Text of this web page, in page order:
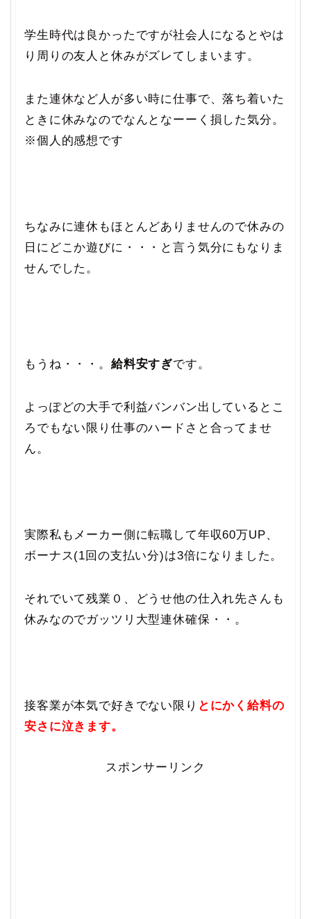
学生時代は良かったですが社会人になるとやは
り周りの友人と休みがズレてしまいます。
また連休など人が多い時に仕事で、落ち着いた
ときに休みなのでなんとなーーく損した気分。
※個人的感想です
ちなみに連休もほとんどありませんので休みの
日にどこか遊びに・・・と言う気分にもなりま
せんでした。
もうね・・・。 給料安すぎです。
よっぽどの大手で利益バンバン出しているとこ
ろでもない限り仕事のハードさと合ってませ
ん。
実際私もメーカー側に転職して年収60万UP、
ボーナス(1回の支払い分)は3倍になりました。
それでいて残業０、どうせ他の仕入れ先さんも
休みなのでガッツリ大型連休確保・・。
接客業が本気で好きでない限り とにかく給料の
安さに泣きます。
スポンサーリンク